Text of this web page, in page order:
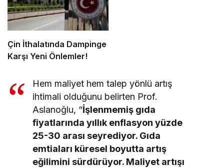
Çin İthalatında Dampinge
Karşı Yeni Önlemler!
Hem maliyet hem talep yönlü artış
ihtimali olduğunu belirten Prof.
Aslanoğlu, “İşlenmemiş gıda
fiyatlarında yıllık enflasyon yüzde
25-30 arası seyrediyor. Gıda
emtiaları küresel boyutta artış
eğilimini sürdürüyor. Maliyet artışı